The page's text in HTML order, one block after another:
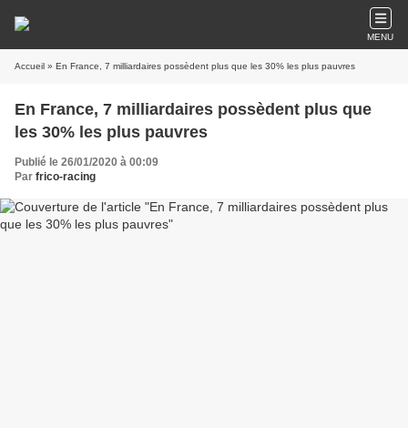
MENU
Accueil » En France, 7 milliardaires possèdent plus que les 30% les plus pauvres
En France, 7 milliardaires possèdent plus que
les 30% les plus pauvres
Publié le 26/01/2020 à 00:09
Par frico-racing